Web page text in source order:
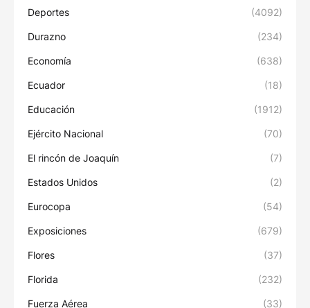
Deportes (4092)
Durazno (234)
Economía (638)
Ecuador (18)
Educación (1912)
Ejército Nacional (70)
El rincón de Joaquín (7)
Estados Unidos (2)
Eurocopa (54)
Exposiciones (679)
Flores (37)
Florida (232)
Fuerza Aérea (33)